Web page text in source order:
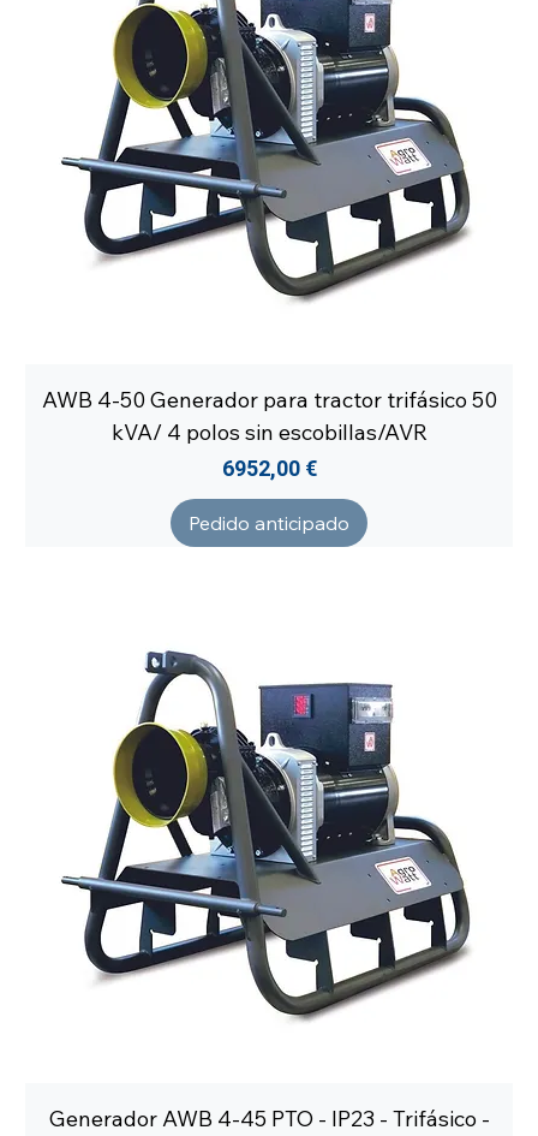
AWB 4-50 Generador para tractor trifásico 50
kVA/ 4 polos sin escobillas/AVR
Precio
6952,00 €
Pedido anticipado
Generador AWB 4-45 PTO - IP23 - Trifásico -